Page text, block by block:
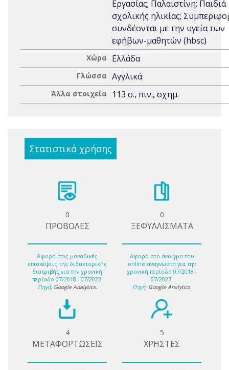
Εργασίας; Παλαιστίνη; Παιδιά
σχολικής ηλικίας;
συνδέονται με την υγεία των
εφήβων-μαθητών (hbsc)
Χώρα Ελλάδα
Γλώσσα Αγγλικά
Άλλα στοιχεία 113 σ., πιν., σχημ.
Στατιστικά χρήσης
0
ΠΡΟΒΟΛΕΣ
Αφορά στις μοναδικές
επισκέψεις της διδακτορικής
διατριβής για την χρονική
περίοδο 07/2018 - 07/2023.
Πηγή: Google Analytics.
0
ΞΕΦΥΛΛΙΣΜΑΤΑ
Αφορά στο άνοιγμα του
online αναγνώστη για την
χρονική περίοδο 07/2018 -
07/2023.
Πηγή: Google Analytics.
4
ΜΕΤΑΦΟΡΤΩΣΕΙΣ
5
ΧΡΗΣΤΕΣ